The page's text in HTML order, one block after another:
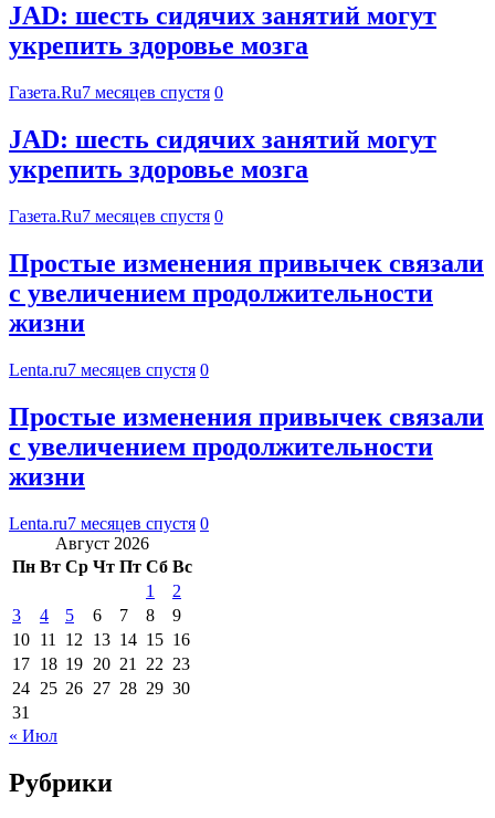
JAD: шесть сидячих занятий могут
укрепить здоровье мозга
Газета.Ru7 месяцев спустя 0
JAD: шесть сидячих занятий могут
укрепить здоровье мозга
Газета.Ru7 месяцев спустя 0
Простые изменения привычек связали
с увеличением продолжительности
жизни
Lenta.ru7 месяцев спустя 0
Простые изменения привычек связали
с увеличением продолжительности
жизни
Lenta.ru7 месяцев спустя 0
Август 2026
Пн Вт Ср Чт Пт Сб Вс
1
2
3
4 5 6 7 8
9
10 11 12 13 14 15 16
17 18 19 20 21 22 23
24 25 26 27 28 29 30
31
« Июл
Рубрики